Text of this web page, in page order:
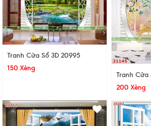
Tranh Cửa Sổ 3D 20995
150 Xèng
Tranh Cửa
200 Xèng